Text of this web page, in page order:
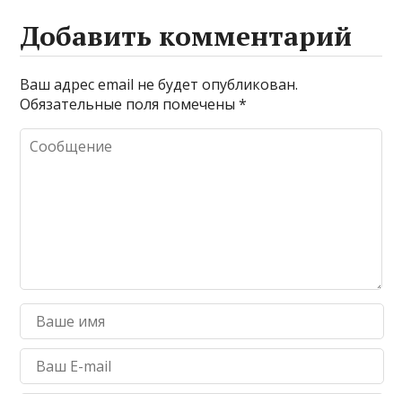
Добавить комментарий
Ваш адрес email не будет опубликован.
Обязательные поля помечены*